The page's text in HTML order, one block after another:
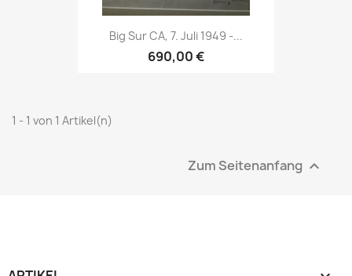
Big Sur CA, 7. Juli 1949 -...
690,00 €
1 - 1 von 1 Artikel(n)
Zum Seitenanfang 